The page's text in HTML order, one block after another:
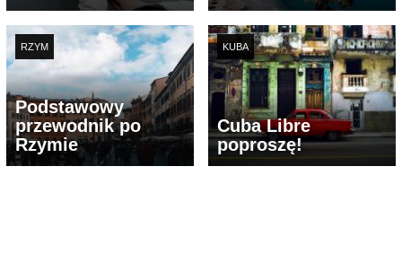
RZYM
Podstawowy
przewodnik po
Rzymie
KUBA
Cuba Libre
poproszę!